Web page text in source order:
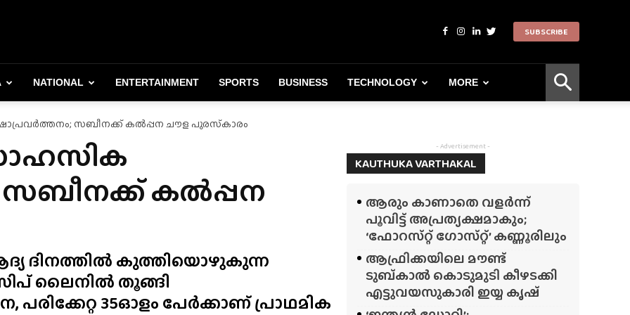
SUBSCRIBE
NATIONAL ENTERTAINMENT SPORTS BUSINESS TECHNOLOGY MORE
സബീനക്ക് കൽപ്പന ചൗള പുരസ്‌കാരം
സബീനക്ക് കൽപ്പന
ദിനത്തിൽ കുത്തിയൊഴുകുന്ന
സിപ് ലൈനിൽ തൂങ്ങി
35ഓളം പേർക്കാണ് പ്രാഥമിക
- Advertisement -
KAUTHUKA VARTHAKAL
ആരും കാണാതെ വളർന്ന്
പൂവിട്ട് അപ്രത്യക്ഷമാകും;
‘ഫോറസ്‌റ്റ്‌ ഗോസ്‌റ്റ്’ കണ്ണൂരിലും
ആഫ്രിക്കയിലെ മൗണ്ട്
ടുബ്‌കാൽ കൊടുമുടി കീഴടക്കി
എട്ടുവയസുകാരി ഇയ്യ കൃഷ്